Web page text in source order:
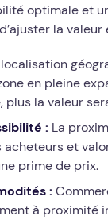
optimale et
la
en pleine
plus la valeur
: La
et
prime de prix.
:
à proximité